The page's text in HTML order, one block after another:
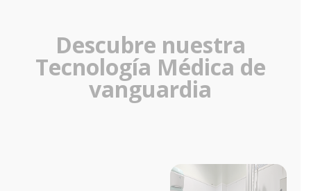
Descubre nuestra
Tecnología Médica de
vanguardia